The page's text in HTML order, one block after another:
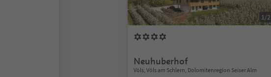
1/2
Neuhuberhof
Völs, Völs am Schlern, Dolomitenregion Seiser Alm